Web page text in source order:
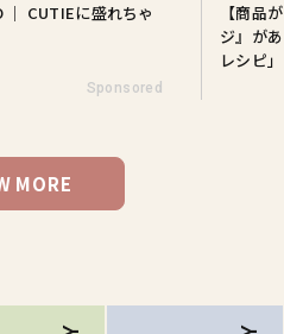
CUTIEに盛れちゃ
Sponsored
【商品
ジ』が
レシピ」
MORE